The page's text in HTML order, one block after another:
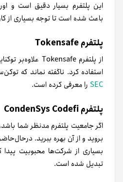
این پلتفرم بسیار دقیق است و
باعث‌ شده است تا توجه بسیاری از
پلتفرم Tokensafe
از پلتفرم Tokensafe
علاوه‌بر
استفاده کرد. ناگفته نماند که
SEC را معرفی کرده‌ است.
پلتفرم CondenSys Codefi
اگر جامعیت پلتفرم مد‌نظر شما
بسیاری از شرکت‌ها محبوبیت پیدا
تبدیل شده است.